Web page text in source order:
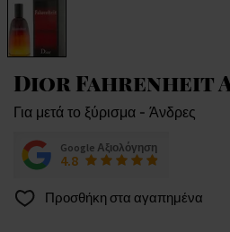
Dior Fahrenheit
Για μετά το ξύρισμα - Άνδρες
Google Αξιολόγηση
4.8
Προσθήκη στα αγαπημένα